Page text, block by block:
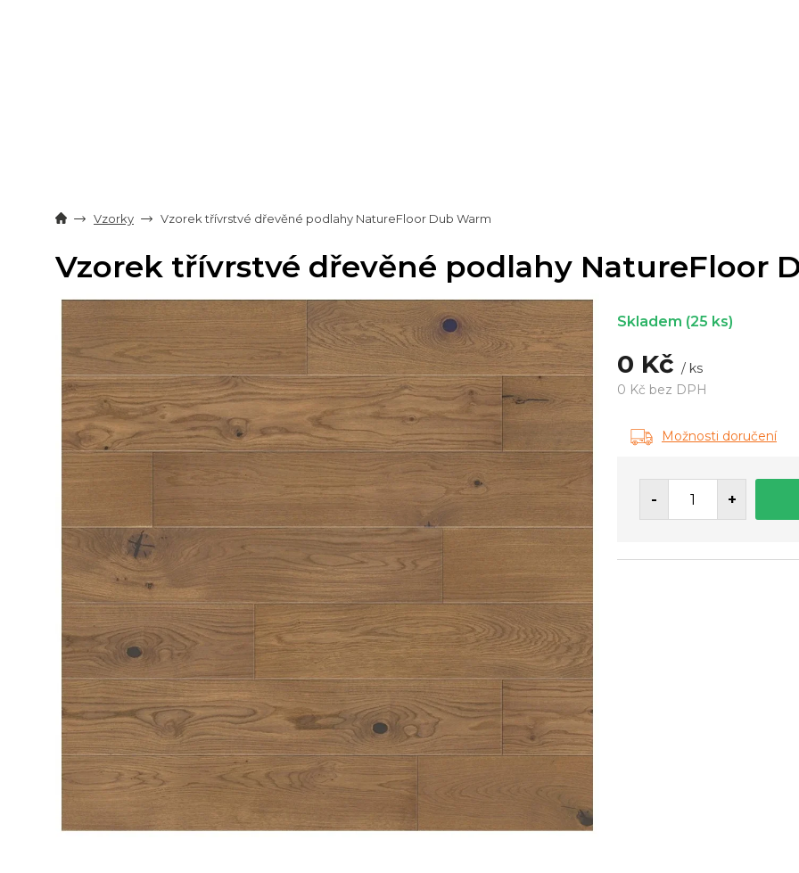
Vzorky Vzorek třívrstvé dřevěné podlahy NatureFloor Dub Warm
Vzorek třívrstvé dřevěné podlahy NatureFloor
0 Kč / ks
0 Kč bez DPH
cena:
Skladem (25 ks)
Možnosti doručení